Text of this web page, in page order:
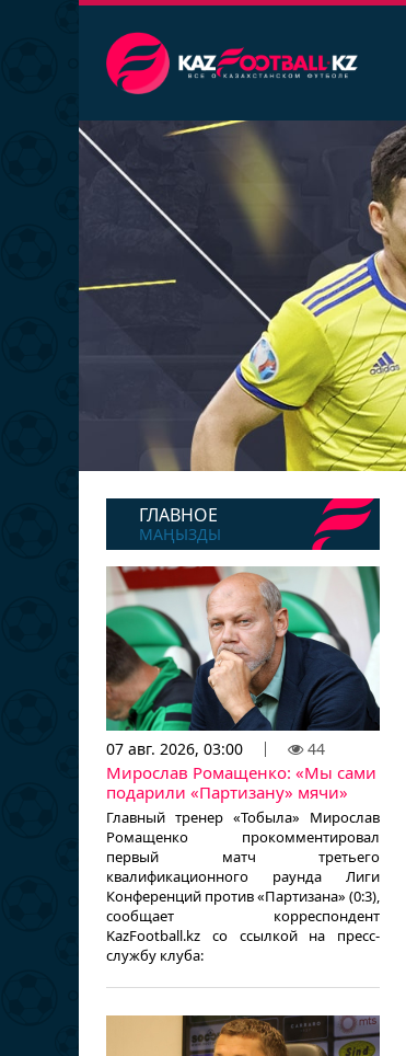
ГЛАВНОЕ
МАҢЫЗДЫ
07 авг. 2026, 03:00 44
Мирослав Ромащенко: «Мы сами
подарили «Партизану» мячи»
Главный тренер «Тобыла» Мирослав
Ромащенко прокомментировал
первый матч третьего
квалификационного раунда Лиги
Конференций против «Партизана» (0:3),
сообщает корреспондент
KazFootball.kz со ссылкой на пресс-
службу клуба: